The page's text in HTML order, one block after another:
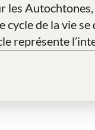
les
cycle de la vie
représente